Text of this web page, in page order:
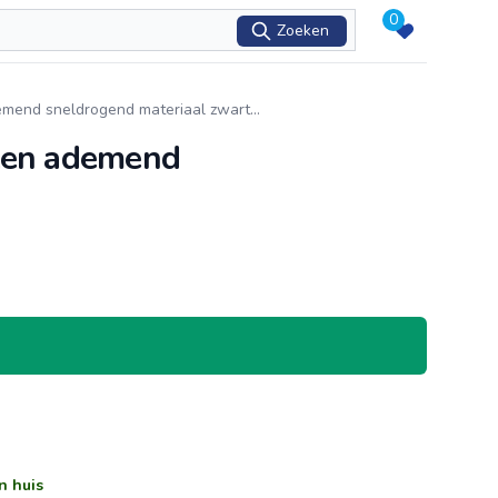
Zoeken
0
sneldrogend materiaal zwart...
ademend
huis